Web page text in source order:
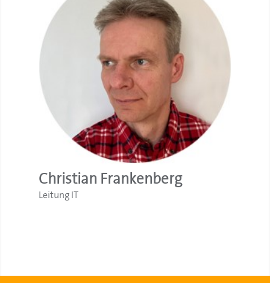
Christian Frankenberg
Leitung IT